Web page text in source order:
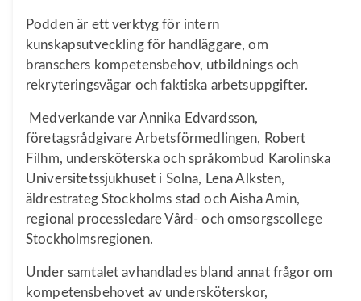
Podden är ett verktyg för intern
kunskapsutveckling för handläggare, om
branschers kompetensbehov, utbildnings och
rekryteringsvägar och faktiska arbetsuppgifter.
Medverkande var Annika Edvardsson,
företagsrådgivare Arbetsförmedlingen, Robert
Filhm, undersköterska och språkombud Karolinska
Universitetssjukhuset i Solna, Lena Alksten,
äldrestrateg Stockholms stad och Aisha Amin,
regional processledare Vård- och omsorgscollege
Stockholmsregionen.
Under samtalet avhandlades bland annat frågor om
kompetensbehovet av undersköterskor,